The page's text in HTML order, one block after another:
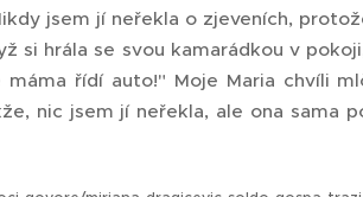
jsem jí neřekla o zjeveních,
si hrála se svou kamarádkou v
řídí auto!" Moje Maria chvíli
nic jsem jí neřekla, ale ona sama